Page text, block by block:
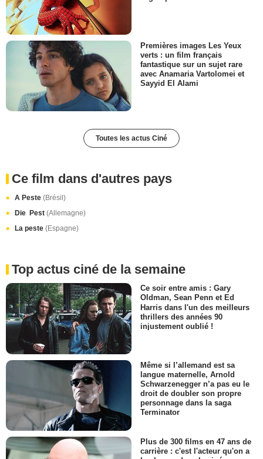
Premières images Les Yeux
verts : un film français
fantastique sur un sujet rare
avec Anamaria Vartolomei et
Sayyid El Alami
Toutes les actus Ciné
Ce film dans d'autres pays
A Peste (Brésil)
Die Pest (Allemagne)
La peste (Espagne)
Top actus ciné de la semaine
Ce soir entre amis : Gary
Oldman, Sean Penn et Ed
Harris dans l'un des meilleurs
thrillers des années 90
injustement oublié !
Même si l’allemand est sa
langue maternelle, Arnold
Schwarzenegger n’a pas eu le
droit de doubler son propre
personnage dans la saga
Terminator
Plus de 300 films en 47 ans de
carrière : c'est l'acteur qu'on a